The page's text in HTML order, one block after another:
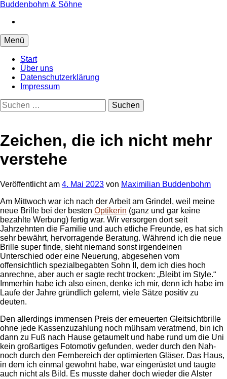
Springe
Inhalt
Buddenbohm & Söhne
Menü
Start
Über uns
Datenschutzerklärung
Impressum
Suchen
nach:
Zeichen, die ich nicht mehr
verstehe
Veröffentlichtam 4. Mai 2023 von Maximilian Buddenbohm
Am Mittwoch war ich nach der Arbeit am Grindel, weil meine
neue Brille bei der besten Optikerin (ganz und gar keine
bezahlte Werbung) fertig war. Wir versorgen dort seit
Jahrzehnten die Familie und auch etliche Freunde, es hat sich
sehr bewährt, hervorragende Beratung. Während ich die neue
Brille super finde, sieht niemand sonst irgendeinen
Unterschied oder eine Neuerung, abgesehen vom
offensichtlich spezialbegabten Sohn II, dem ich dies hoch
anrechne, aber auch er sagte recht trocken: „Bleibt im Style.“
Immerhin habe ich also einen, denke ich mir, denn ich habe im
Laufe der Jahre gründlich gelernt, viele Sätze positiv zu
deuten.
Den allerdings immensen Preis der erneuerten Gleitsichtbrille
ohne jede Kassenzuzahlung noch mühsam veratmend, bin ich
dann zu Fuß nach Hause getaumelt und habe rund um die Uni
kein großartiges Fotomotiv gefunden, weder durch den Nah-
noch durch den Fernbereich der optimierten Gläser. Das Haus,
in dem ich einmal gewohnt habe, war eingerüstet und taugte
auch nicht als Bild. Es musste daher doch wieder die Alster